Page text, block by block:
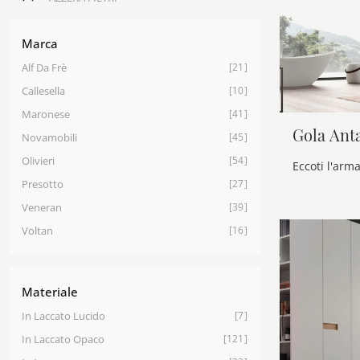
Marca
Alf Da Frè 21
Callesella 10
Maronese 41
Novamobili 45
Olivieri 54
Presotto 27
Veneran 39
Voltan 16
Materiale
In Laccato Lucido 7
In Laccato Opaco 121
Gola